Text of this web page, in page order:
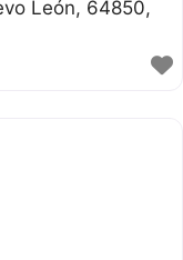
León
64850